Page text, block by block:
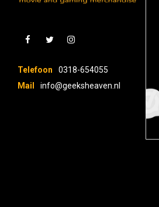
Telefoon
0318-654055
Mail
info@geeksheaven.nl